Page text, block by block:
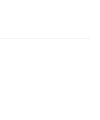
via X -
nieuwsbericht via
dit nieuwsbericht
dit